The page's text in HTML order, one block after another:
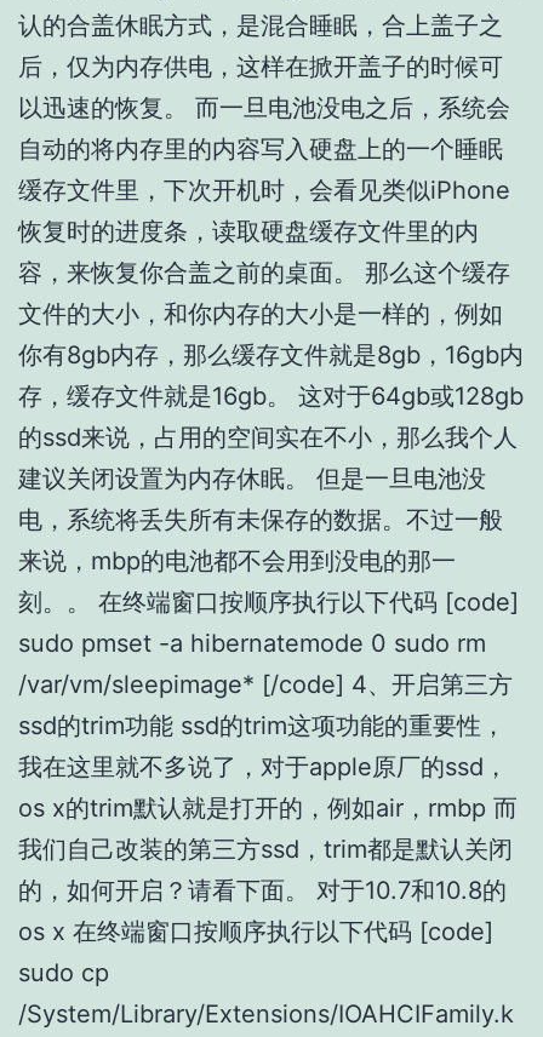
认的合盖休眠方式，是混合睡眠，合上盖子之
后，仅为内存供电，这样在掀开盖子的时候可
以迅速的恢复。 而一旦电池没电之后，系统会
自动的将内存里的内容写入硬盘上的一个睡眠
缓存文件里，下次开机时，会看见类似iPhone
恢复时的进度条，读取硬盘缓存文件里的内
容，来恢复你合盖之前的桌面。 那么这个缓存
文件的大小，和你内存的大小是一样的，例如
你有8gb内存，那么缓存文件就是8gb，16gb内
存，缓存文件就是16gb。 这对于64gb或128gb
的ssd来说，占用的空间实在不小，那么我个人
建议关闭设置为内存休眠。 但是一旦电池没
电，系统将丢失所有未保存的数据。不过一般
来说，mbp的电池都不会用到没电的那一
刻。。 在终端窗口按顺序执行以下代码 [code]
sudo pmset -a hibernatemode 0 sudo rm
/var/vm/sleepimage* [/code] 4、开启第三方
ssd的trim功能 ssd的trim这项功能的重要性，
我在这里就不多说了，对于apple原厂的ssd，
os x的trim默认就是打开的，例如air，rmbp 而
我们自己改装的第三方ssd，trim都是默认关闭
的，如何开启？请看下面。 对于10.7和10.8的
os x 在终端窗口按顺序执行以下代码 [code]
sudo cp
/System/Library/Extensions/IOAHCIFamily.k